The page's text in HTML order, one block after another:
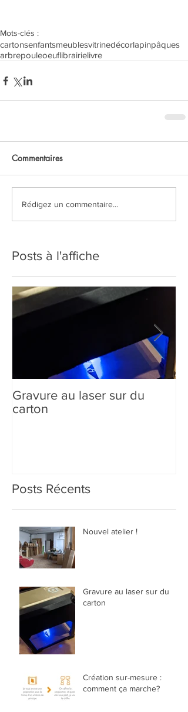
Mots-clés :
cartonsenfantsmeublesvitrinedécorlapinpâques
arbrepouleoeuflibrairielivre
Commentaires
Rédigez un commentaire...
Posts à l'affiche
Gravure au laser sur du
carton
Posts Récents
Nouvel atelier !
Gravure au laser sur du
carton
Création sur-mesure :
comment ça marche?